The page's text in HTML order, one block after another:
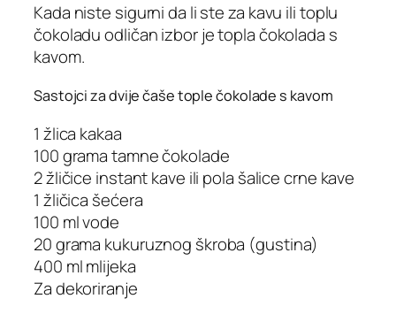
Kada niste sigurni da li ste za kavu ili toplu
čokoladu odličan izbor je topla čokolada s
kavom.
Sastojci za dvije čaše tople čokolade s kavom
1 žlica kakaa
100 grama tamne čokolade
2 žličice instant kave ili pola šalice crne kave
1 žličica šećera
100 ml vode
20 grama kukuruznog škroba (gustina)
400 ml mlijeka
Za dekoriranje